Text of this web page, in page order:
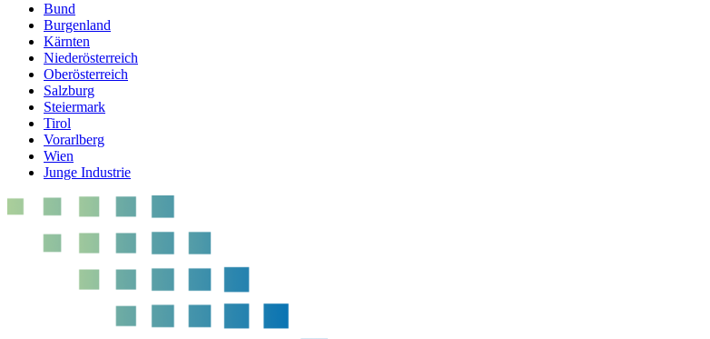
Bund
Burgenland
Kärnten
Niederösterreich
Oberösterreich
Salzburg
Steiermark
Tirol
Vorarlberg
Wien
Junge Industrie